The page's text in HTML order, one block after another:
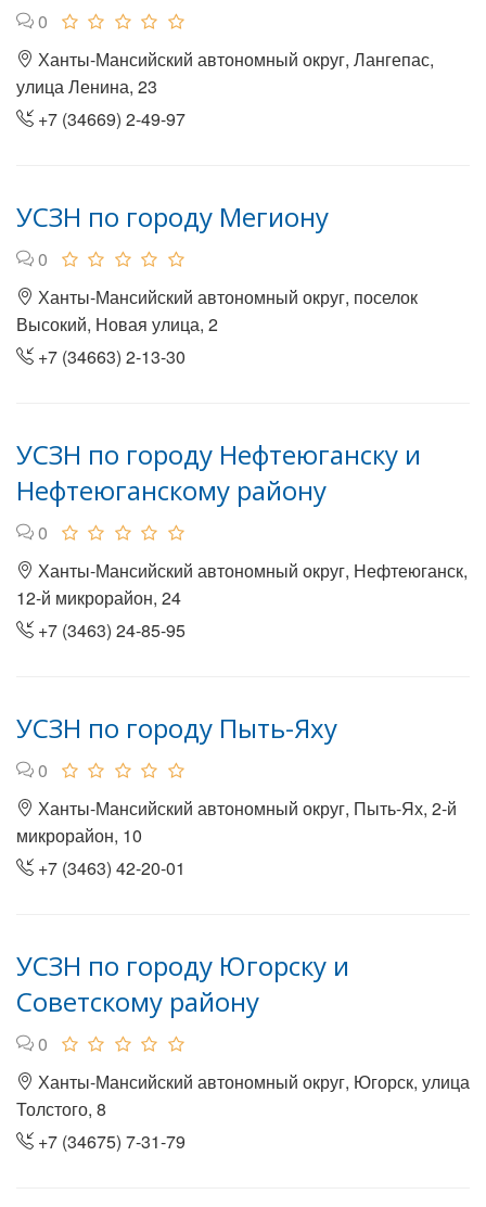
0
Ханты-Мансийский автономный округ, Лангепас,
улица Ленина, 23
+7 (34669) 2-49-97
УСЗН по городу Мегиону
0
Ханты-Мансийский автономный округ, поселок
Высокий, Новая улица, 2
+7 (34663) 2-13-30
УСЗН по городу Нефтеюганску и
Нефтеюганскому району
0
Ханты-Мансийский автономный округ, Нефтеюганск,
12-й микрорайон, 24
+7 (3463) 24-85-95
УСЗН по городу Пыть-Яху
0
Ханты-Мансийский автономный округ, Пыть-Ях, 2-й
микрорайон, 10
+7 (3463) 42-20-01
УСЗН по городу Югорску и
Советскому району
0
Ханты-Мансийский автономный округ, Югорск, улица
Толстого, 8
+7 (34675) 7-31-79